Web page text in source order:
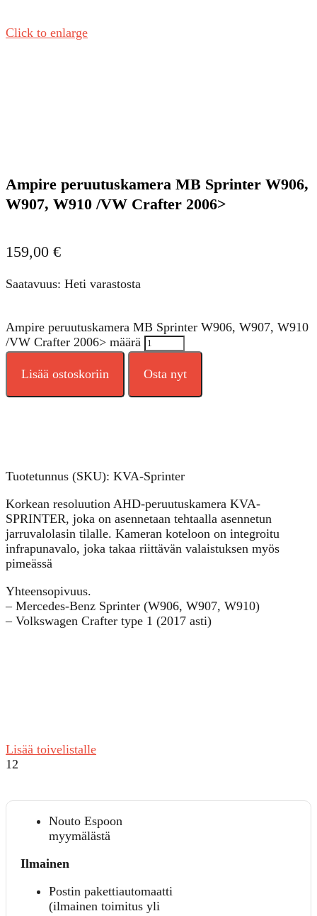
Click to enlarge
Ampire peruutuskamera MB Sprinter W906,
W907, W910 /VW Crafter 2006>
159,00 €
Saatavuus: Heti varastosta
Ampire peruutuskamera MB Sprinter W906, W907, W910
/VW Crafter 2006> määrä
Lisää ostoskoriin Osta nyt
Tuotetunnus (SKU): KVA-Sprinter
Korkean resoluution AHD-peruutuskamera KVA-
SPRINTER, joka on asennetaan tehtaalla asennetun
jarruvalolasin tilalle. Kameran koteloon on integroitu
infrapunavalo, joka takaa riittävän valaistuksen myös
pimeässä
Yhteensopivuus.
– Mercedes-Benz Sprinter (W906, W907, W910)
– Volkswagen Crafter type 1 (2017 asti)
Lisää toivelistalle
12
Nouto Espoon
myymälästä
Ilmainen
Postin pakettiautomaatti
(ilmainen toimitus yli